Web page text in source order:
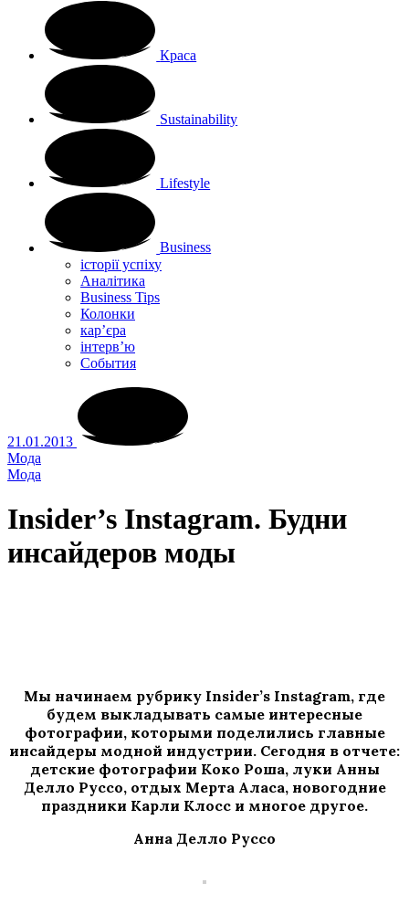
Краса
Sustainability
Lifestyle
Business
історії успіху
Аналітика
Business Tips
Колонки
кар’єра
інтерв’ю
Cобытия
21.01.2013
Мода
Мода
Insider’s Instagram. Будни
инсайдеров моды
Мы начинаем рубрику Insider’s Instagram, где
будем выкладывать самые интересные
фотографии, которыми поделились главные
инсайдеры модной индустрии. Сегодня в отчете:
детские фотографии Коко Роша, луки Анны
Делло Руссо, отдых Мерта Аласа, новогодние
праздники Карли Клосс и многое другое.
Анна Делло Руссо